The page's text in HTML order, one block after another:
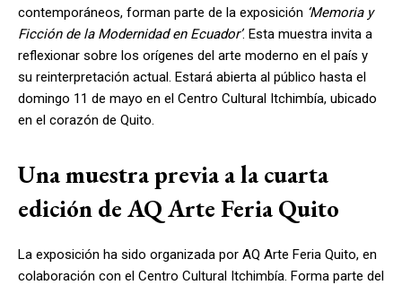
contemporáneos, forman parte de la exposición ‘Memoria y
Ficción de la Modernidad en Ecuador’. Esta muestra invita a
reflexionar sobre los orígenes del arte moderno en el país y
su reinterpretación actual. Estará abierta al público hasta el
domingo 11 de mayo en el Centro Cultural Itchimbía, ubicado
en el corazón de Quito.
Una muestra previa a la cuarta
edición de AQ Arte Feria Quito
La exposición ha sido organizada por AQ Arte Feria Quito, en
colaboración con el Centro Cultural Itchimbía. Forma parte del